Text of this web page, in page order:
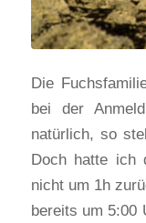
Die
bei der
natürlich, so
Doch hatte ich
nicht um 1h
bereits um 5:00